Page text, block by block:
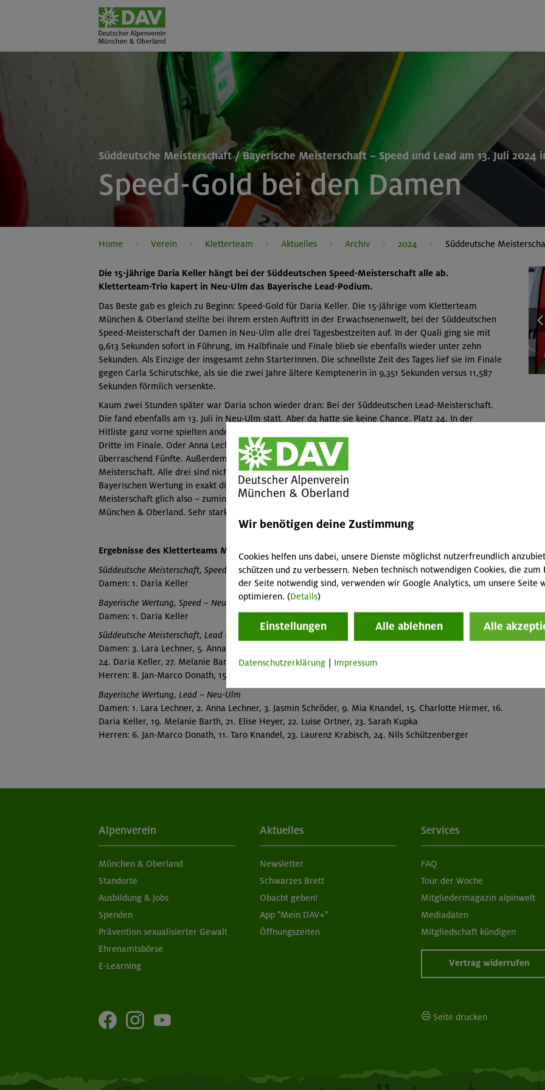
Speed-Gold bei den Damen
Süddeutsche Meisterschaft / Bayerische Meisterschaft – Speed und Lead am 13. Juli 2024
Home Verein Kletterteam Aktuelles Archiv 2024 Süddeutsche
Die 15-jährige Daria Keller hängt bei der Süddeutschen Speed-Meisterschaft alle ab.
Kletterteam-Trio kapert in Neu-Ulm das Bayerische Lead-Podium.
Das Beste gab es gleich zu Beginn: Speed-Gold für Daria Keller. Die 15-Jährige vom Kletterteam
München & Oberland stellte bei ihrem ersten Auftritt in der Erwachsenenwelt, bei der Süddeutschen
Speed-Meisterschaft der Damen in Neu-Ulm alle drei Tagesbestzeiten auf. In der Quali ging sie mit
9,613 Sekunden sofort in Führung, im Halbfinale und Finale blieb sie ebenfalls wieder unter zehn
Sekunden. Als Einzige der insgesamt zehn Starterinnen. Die schnellste Zeit des Tages lief sie im Finale
gegen Carla Schirutschke, als sie die zwei Jahre ältere Kemptenerin in 9,351 Sekunden versus 11,587
Sekunden förmlich versenkte.
Kaum zwei Stunden später war Daria schon wieder dran: Bei der Süddeutschen Lead-Meisterschaft.
Die fand ebenfalls am 13. Juli in Neu-Ulm statt. Aber da hatte sie keine Chance. Platz 24. In der
Hitliste ganz vorne spielten andere die Hauptrollen: etwa Lara Lechner, Platz eins nach der Quali,
Dritte im Finale. Oder Anna Lechner, ihre Schwester, eigentlich Boulderin. In Neu-Ulm wurde sie
überraschend Fünfte. Außerdem Jasmin Schröder, Sechste bei der Süddeutschen Damen-
Meisterschaft. Alle drei sind nicht nur Teil unseres Kletterteams, sondern landeten bei der
Bayerischen Wertung in exakt dieser Reihenfolge auf den Plätzen eins bis drei. Die Bayerische Lead-
Meisterschaft glich also – zumindest in der Spitze – eher einer Vereinsmeisterschaft der Sektionen
München & Oberland. Sehr stark.
Ergebnisse des Kletterteams München & Oberland:
Süddeutsche Meisterschaft, Speed – Neu-Ulm
Damen: 1. Daria Keller
Bayerische Wertung, Speed – Neu-Ulm
Damen: 1. Daria Keller
Süddeutsche Meisterschaft, Lead – Neu-Ulm
Damen: 3. Lara Lechner, 5. Anna Lechner, 6. Jasmin Schröder, 13. Mia Knandel, 23. Charlotte Hirmer,
24. Daria Keller, 27. Melanie Barth, 32. Elise Heyer, 33. Luise Ortner, 36. Sarah Kupka
Herren: 8. Jan-Marco Donath, 15. Taro Knandel, 38. Laurenz Krabisch, 39. Nils Schützenberger
Bayerische Wertung, Lead – Neu-Ulm
Damen: 1. Lara Lechner, 2. Anna Lechner, 3. Jasmin Schröder, 9. Mia Knandel, 15. Charlotte Hirmer, 16.
Daria Keller, 19. Melanie Barth, 21. Elise Heyer, 22. Luise Ortner, 23. Sarah Kupka
Herren: 6. Jan-Marco Donath, 11. Taro Knandel, 23. Laurenz Krabisch, 24. Nils Schützenberger
Alpenverein
München & Oberland
Standorte
Ausbildung & Jobs
Spenden
Prävention sexualisierter Gewalt
Ehrenamtsbörse
E-Learning
Aktuelles
Newsletter
Schwarzes Brett
Obacht geben!
App "Mein DAV+"
Öffnungszeiten
Services
FAQ
Tour der Woche
Mitgliedermagazin alpinwelt
Mediadaten
Mitgliedschaft kündigen
Vertrag widerrufen
Seite drucken
Wir benötigen deine Zustimmung
Cookies helfen uns dabei, unsere Dienste möglichst nutzerfreundlich
schützen und zu verbessern. Neben technisch notwendigen Cookies, die zum
der Seite notwendig sind, verwenden wir Google Analytics, um unsere Seite
optimieren. (Details)
Einstellungen Alle ablehnen Alle
Datenschutzerklärung | Impressum